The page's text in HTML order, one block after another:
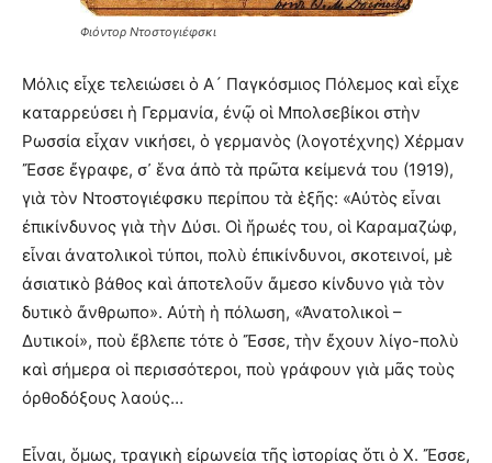
Φιόντορ Ντοστογιέφσκι
Μόλις εἶχε τελειώσει ὁ Α´ Παγκόσμιος Πόλεμος καὶ εἶχε
καταρρεύσει ἡ Γερμανία, ἐνῷ οἱ Μπολσεβίκοι στὴν
Ρωσσία εἶχαν νικήσει, ὁ γερμανὸς (λογοτέχνης) Χέρμαν
Ἔσσε ἔγραφε, σ᾿ ἕνα ἀπὸ τὰ πρῶτα κείμενά του (1919),
γιὰ τὸν Ντοστογιέφσκυ περίπου τὰ ἑξῆς: «Αὐτὸς εἶναι
ἐπικίνδυνος γιὰ τὴν Δύσι. Οἱ ἥρωές του, οἱ Καραμαζώφ,
εἶναι ἀνατολικοὶ τύποι, πολὺ ἐπικίνδυνοι, σκοτεινοί, μὲ
ἀσιατικὸ βάθος καὶ ἀποτελοῦν ἄμεσο κίνδυνο γιὰ τὸν
δυτικὸ ἄνθρωπο». Αὐτὴ ἡ πόλωση, «Ἀνατολικοὶ –
Δυτικοί», ποὺ ἔβλεπε τότε ὁ Ἔσσε, τὴν ἔχουν λίγο-πολὺ
καὶ σήμερα οἱ περισσότεροι, ποὺ γράφουν γιὰ μᾶς τοὺς
ὀρθοδόξους λαούς…
Εἶναι, ὅμως, τραγικὴ εἰρωνεία τῆς ἱστορίας ὅτι ὁ Χ. Ἔσσε,